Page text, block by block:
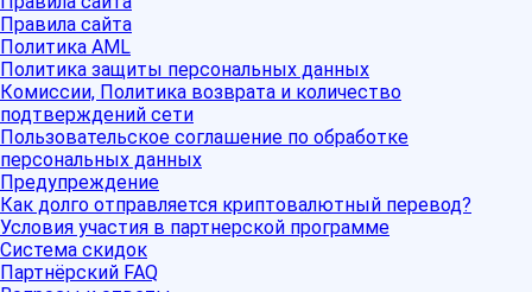
Правила сайта
Политика AML
Политика защиты персональных данных
Комиссии, Политика возврата и количество
подтверждений сети
Пользовательское соглашение по обработке
персональных данных
Предупреждение
Как долго отправляется криптовалютный перевод?
Условия участия в партнерской программе
Система скидок
Партнёрский FAQ